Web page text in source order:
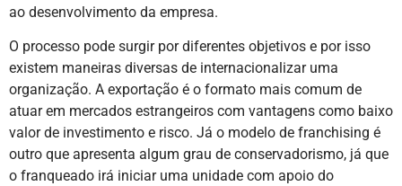
ao desenvolvimento da empresa.
O processo pode surgir por diferentes objetivos e por isso
existem maneiras diversas de internacionalizar uma
organização. A exportação é o formato mais comum de
atuar em mercados estrangeiros com vantagens como baixo
valor de investimento e risco. Já o modelo de franchising é
outro que apresenta algum grau de conservadorismo, já que
o franqueado irá iniciar uma unidade com apoio do